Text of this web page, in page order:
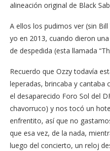
alineación original de Black
A ellos los pudimos ver (sin
yo en 2013, cuando dieron
de despedida (esta llamada
Recuerdo que Ozzy todavía
leperadas, brincaba y cantaba
el desaparecido Foro Sol del
chavorruco) y nos tocó un
enfrentito, así que no
que esa vez, de la nada,
luego del concierto, un reloj